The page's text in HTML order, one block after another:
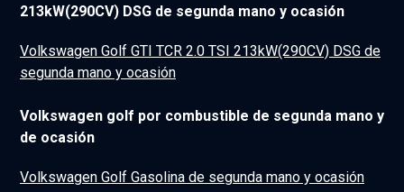
213kW(290CV) DSG de segunda mano y ocasión
Volkswagen Golf GTI TCR 2.0 TSI 213kW(290CV) DSG de
segunda mano y ocasión
Volkswagen golf por combustible de segunda mano y
de ocasión
Volkswagen Golf Gasolina de segunda mano y ocasión